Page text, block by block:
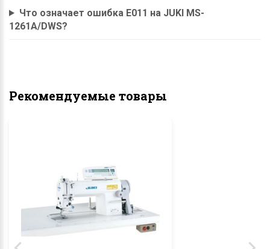
Что означает ошибка E011 на JUKI MS-
1261A/DWS?
Рекомендуемые товары